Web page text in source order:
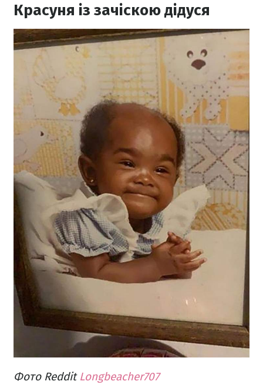
Красуня із зачіскою дідуся
Фото Reddit Longbeacher707